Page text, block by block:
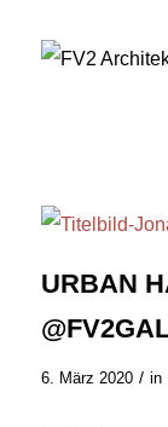
URBAN
6. März 2020 / in